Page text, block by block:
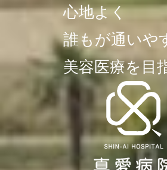
心地よく
誰もが通いや
美容医療を目